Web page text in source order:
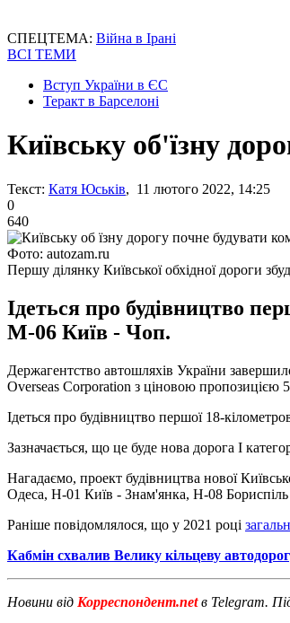
СПЕЦТЕМА: Війна в Ірані
ВСІ ТЕМИ
Вступ України в ЄС
Теракт в Барселоні
Київську об'їзну
Текст: Катя Юськів, 11 лютого 2022, 14:25
0
640
Фото: autozam.ru
Першу ділянку Київської обхідної дороги
Ідеться про будівництво
М-06 Київ - Чоп.
Держагентство автошляхів України
Overseas Corporation з ціновою пропозицією
Ідеться про будівництво першої 18-
Зазначається, що це буде нова дорога І
Нагадаємо, проект будівництва нової
Одеса, Н-01 Київ - Знам'янка, Н-08
Раніше повідомлялося, що у 2021 році
Кабмін схвалив Велику кільцеву
Новини від Корреспондент.netв Telegram.